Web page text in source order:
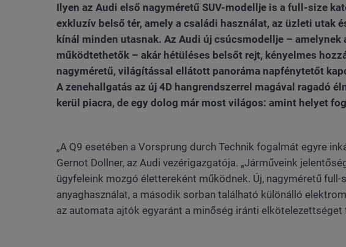
Ilyen az Audi első nagyméretű SUV-modellje is a full-size
exkluzív belső tér, amely a családi használat, az üzleti utak
kínál minden utasnak. Az Audi új csúcsmodellje –
működtethetők – akár hétüléses belsőt rejt, kényelmes
nagyméretű, világítással ellátott panoráma napfénytetőt
A zenehallgatás az új 4D hangrendszerrel magával ragadó
kerül piacra, de egy dolog már most világos: amint helyet
„A Q9 esetében a Vorsprung durch Technik fogalmát egyre
Gernot Dollner, az Audi vezérigazgatója. „Járműveink
ügyfeleink mozgó élettereként működnek. Új, nagyméretű
anyaghasználat, a második sorban található különálló
az automata ajtók egyaránt a minőség iránti elkötelezettséget